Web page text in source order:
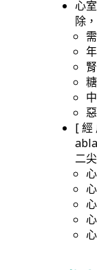
心
除
[經
二